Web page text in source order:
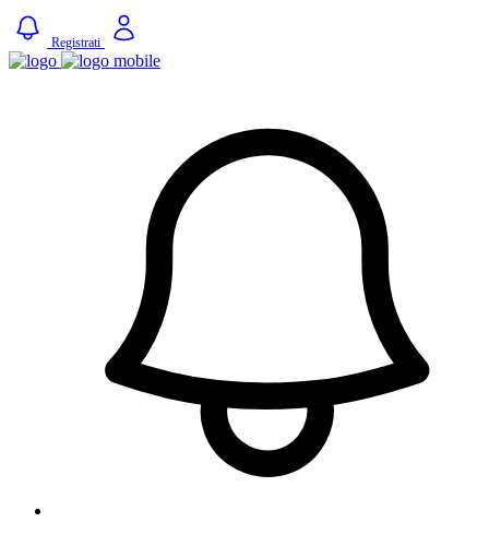
Registrati